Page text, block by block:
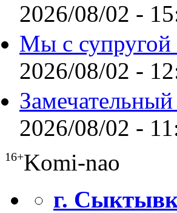
2026/08/02 -
Мы с супругой
2026/08/02 -
2026/08/02 -
16+Komi-nao
г.